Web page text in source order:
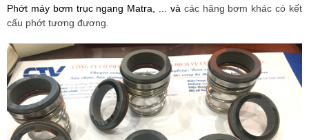
Phớt máy bơm trục ngang Matra, ... và các hãng bơm khác có kết
cấu phớt tương đương.